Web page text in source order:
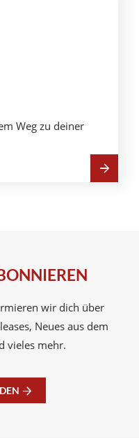
Weg zu deiner
wir dich über
Neues aus dem
vieles mehr.